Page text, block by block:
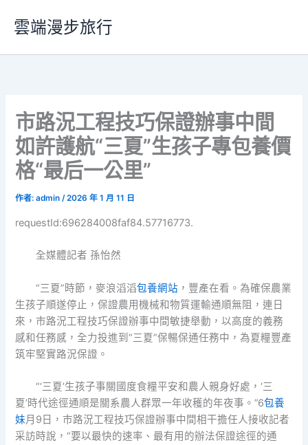
要
雲端漫步旅行
市路況工程技巧保證辦事中間
如許護航“三夏”生孩子專包養價
格“最后一公里”
作者:admin/2026 年 1 月 11 日
requestId:696284008faf84.57716773.
全媒體記者 孫怡然
“三夏”時節，麥浪滔滔包養網站 ，豐產在看。為確保農業
生孩子順遂停止，保證農用機械和物質運輸通順無阻，連日
來，市路況工程技巧保證辦事中間敏捷舉動，以高度的義務
感和任務感，全力投進到“三夏”保暢保通任務中，為夏糧豐產
筑牢堅實路況保證。
“‘三夏’生孩子事關國度食糧平安和農人親身好處，‘三
夏’時代途徑通順是關系農人群眾一年收穫的年夜事。”6包養
妹月9日，市路況工程技巧保證辦事中間相干擔任人接收記者
采訪時說，“要以最快的速率、最有用的辦法保證途徑的通